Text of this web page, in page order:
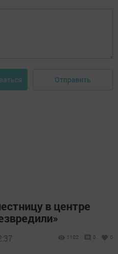
Отправить
в центре
1102 0 0